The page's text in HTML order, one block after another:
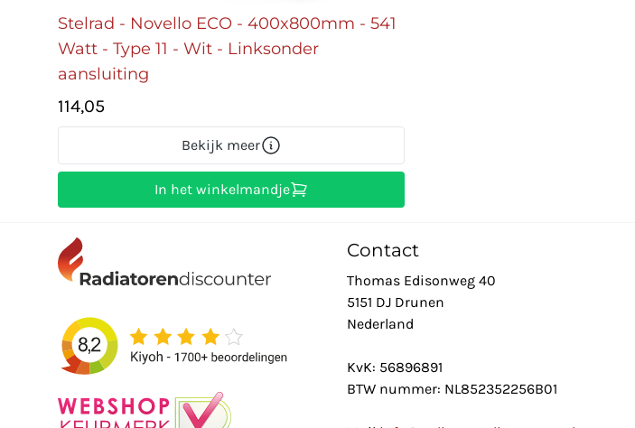
Stelrad - Novello ECO - 400x800mm - 541
Watt - Type 11 - Wit - Linksonder
aansluiting
114,05
Bekijk meer
In het winkelmandje
Contact
Thomas Edisonweg 40
5151 DJ Drunen
Nederland
KvK: 56896891
BTW nummer: NL852352256B01